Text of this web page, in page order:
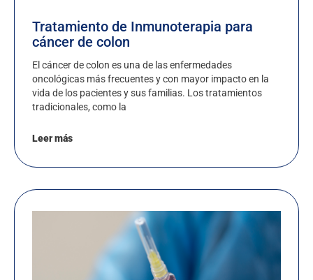
Tratamiento de Inmunoterapia para
cáncer de colon
El cáncer de colon es una de las enfermedades
oncológicas más frecuentes y con mayor impacto en la
vida de los pacientes y sus familias. Los tratamientos
tradicionales, como la
Leer más